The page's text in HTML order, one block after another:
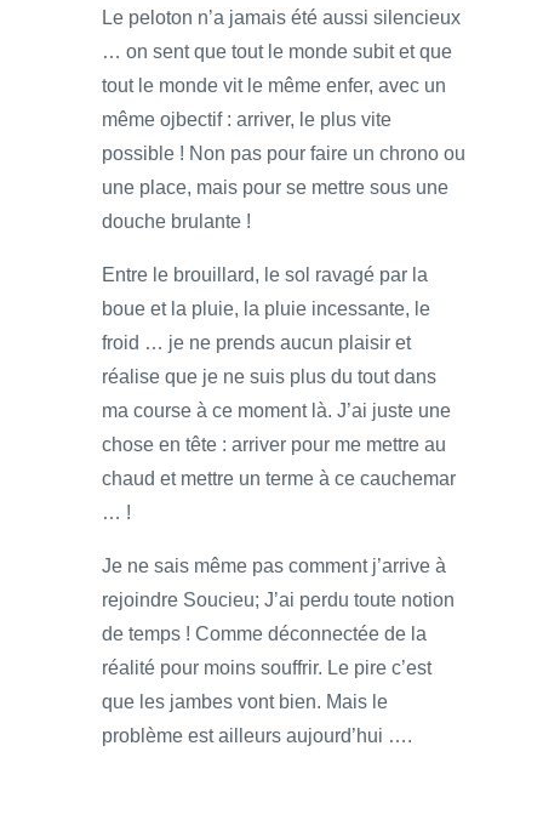
Le peloton n’a jamais été aussi silencieux
… on sent que tout le monde subit et que
tout le monde vit le même enfer, avec un
même ojbectif : arriver, le plus vite
possible ! Non pas pour faire un chrono ou
une place, mais pour se mettre sous une
douche brulante !
Entre le brouillard, le sol ravagé par la
boue et la pluie, la pluie incessante, le
froid … je ne prends aucun plaisir et
réalise que je ne suis plus du tout dans
ma course à ce moment là. J’ai juste une
chose en tête : arriver pour me mettre au
chaud et mettre un terme à ce cauchemar
… !
Je ne sais même pas comment j’arrive à
rejoindre Soucieu; J’ai perdu toute notion
de temps ! Comme déconnectée de la
réalité pour moins souffrir. Le pire c’est
que les jambes vont bien. Mais le
problème est ailleurs aujourd’hui ….